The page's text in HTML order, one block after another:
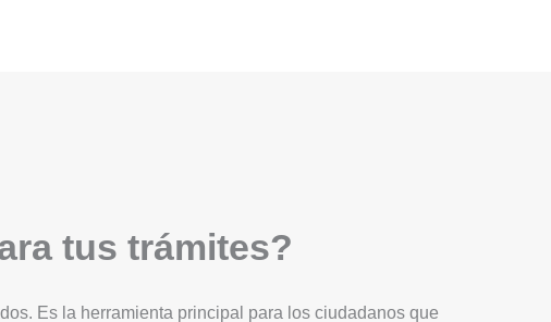
tus trámites?
Es la herramienta principal para los ciudadanos que